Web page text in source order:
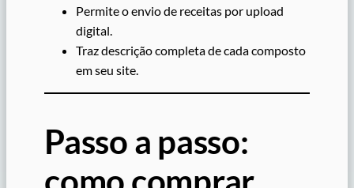
Permite o envio de receitas por upload
digital.
Traz descrição completa de cada composto
em seu site.
Passo a passo: